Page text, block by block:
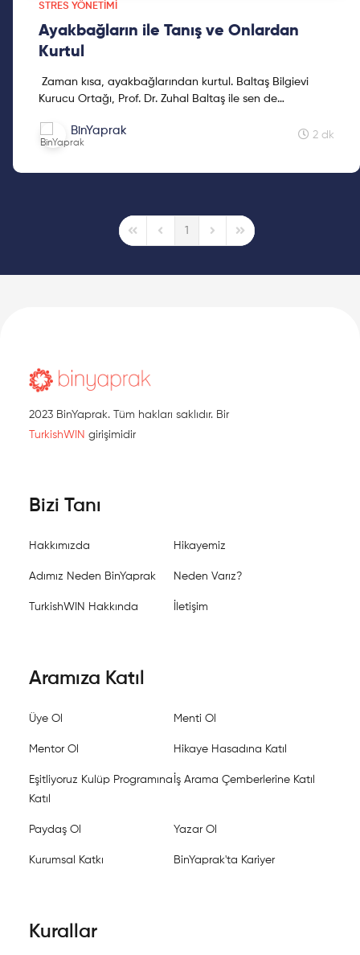
STRES YÖNETIMI
Ayakbağların ile Tanış ve Onlardan
Kurtul
Zaman kısa, ayakbağlarından kurtul. Baltaş Bilgievi
Kurucu Ortağı, Prof. Dr. Zuhal Baltaş ile sen de
BinYaprak 2 dk
First PagePrevious Page
1
Next PageLast Page
2023 BinYaprak. Tüm hakları saklıdır. Bir
TurkishWIN girişimidir
Bizi Tanı
Hakkımızda Hikayemiz
Adımız Neden BinYaprak Neden Varız?
TurkishWIN Hakkında İletişim
Aramıza Katıl
Üye Ol Menti Ol
Mentor Ol Hikaye Hasadına Katıl
Eşitliyoruz Kulüp Programına
Katıl
İş Arama Çemberlerine Katıl
Paydaş Ol Yazar Ol
Kurumsal Katkı BinYaprak'ta Kariyer
Kurallar